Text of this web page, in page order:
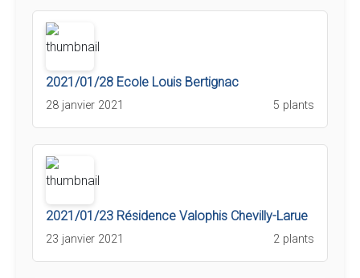
2021/01/28 Ecole Louis Bertignac
28 janvier 2021 5 plants
2021/01/23 Résidence Valophis Chevilly-Larue
23 janvier 2021 2 plants